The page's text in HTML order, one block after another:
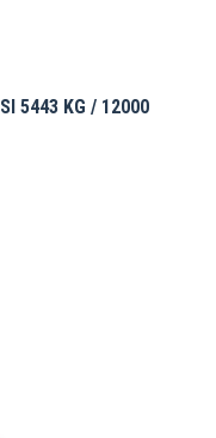
5443 KG / 12000